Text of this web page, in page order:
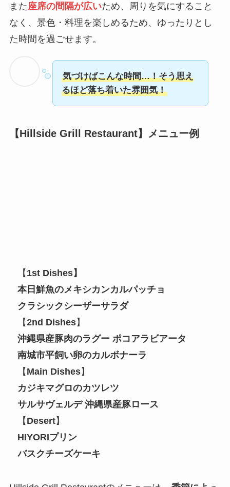
また 座席の間隔が広いため、周りを気にすること
なく、景色・料理を楽しめるため、ゆったりとし
た時間を過ごせます。
気づけばこんな時間…！そう思え
るほど落ち着いた雰囲気！
【Hillside Grill Restaurant】メニュー例
【 1st Dishes】
本日鮮魚のメキシカンカルパッチョ
クラシックシーザーサラダ
【2nd Dishes】
沖縄県産豚肉のラグー ポコアラビアータ
南城市平飼い卵のカルボナーラ
【 Main Dishes】
カジキマグロのカツレツ
サルサヴェルデ 沖縄県産豚ロース
【 Desert】
HIYORIプリン
バスクチーズケーキ